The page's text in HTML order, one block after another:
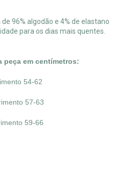
96% algodão e 4% de elastano
para os dias mais quentes.
peça em centímetros:
54-62
57-63
59-66